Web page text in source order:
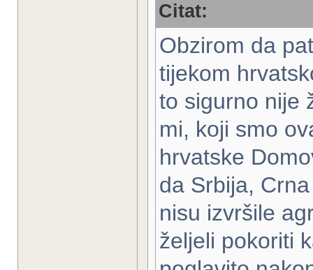
Citat:
Obzirom da
tijekom
to sigurno nije
mi, koji smo
hrvatske
da Srbija,
nisu izvršile
željeli pokoriti